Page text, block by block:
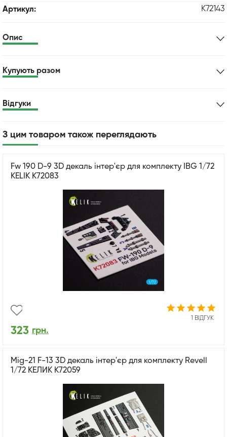
Артикул: K72143
Опис
Купують разом
Відгуки
З цим товаром також переглядають
Fw 190 D-9 3D декаль інтер'єр для комплекту IBG 1/72
KELIK K72083
1 ВІДГУК
323 грн.
Mig-21 F-13 3D декаль інтер'єр для комплекту Revell
1/72 КЕЛИК K72059